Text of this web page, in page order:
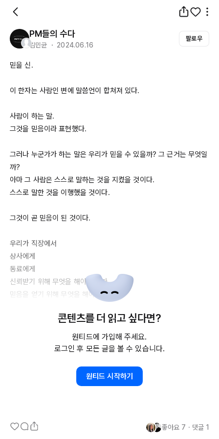
PM들의 수다
김민균 ・ 2024.06.16
팔로우
믿을 신.
이 한자는 사람인 변에 말씀언이 합쳐져 있다.
사람이 하는 말.
그것을 믿음이라 표현했다.
그러나 누군가가 하는 말은 우리가 믿을 수 있을까? 그 근거는 무엇일
까?
아마 그 사람은 스스로 말하는 것을 지켰을 것이다.
스스로 말한 것을 이행했을 것이다.
그것이 곧 믿음이 된 것이다.
우리가 직장에서
상사에게
동료에게
신뢰받기 위해 무엇을 해야 하는가.
믿음을 얻기 위해 무엇을 해야 하는가.
내가 말하는 것을 지켜야 하는 것.
누군가의 지시에 이행하겠다 말한 것을 명확히 이행하는 것.
약속하고 보장한 것을 지켰을 때 우리는 상호간의 믿음을 쌓아갈 수
콘텐츠를 더 읽고 싶다면?
원티드에 가입해 주세요.
로그인 후 모든 글을 볼 수 있습니다.
원티드 시작하기
좋아요 7 ・ 댓글 1